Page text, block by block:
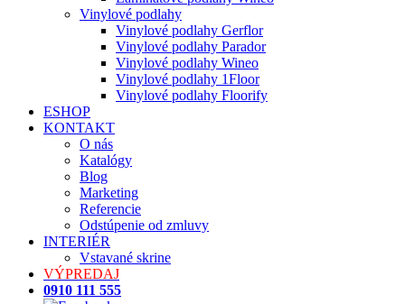
Vinylové podlahy
Vinylové podlahy Gerflor
Vinylové podlahy Parador
Vinylové podlahy Wineo
Vinylové podlahy 1Floor
Vinylové podlahy Floorify
ESHOP
KONTAKT
O nás
Katalógy
Blog
Marketing
Referencie
Odstúpenie od zmluvy
INTERIÉR
Vstavané skrine
VÝPREDAJ
0910 111 555